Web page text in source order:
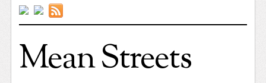
Mean Streets